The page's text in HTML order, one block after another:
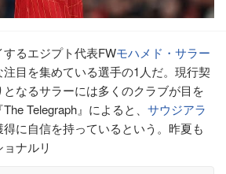
るエジプト代表FWモハメド・サラー
目を集めている選手の1人だ。現行契
なるサラーには多くのクラブが目を
Telegraph』によると、 サウジアラ
に自信を持っているという。昨夏も
ナルリ